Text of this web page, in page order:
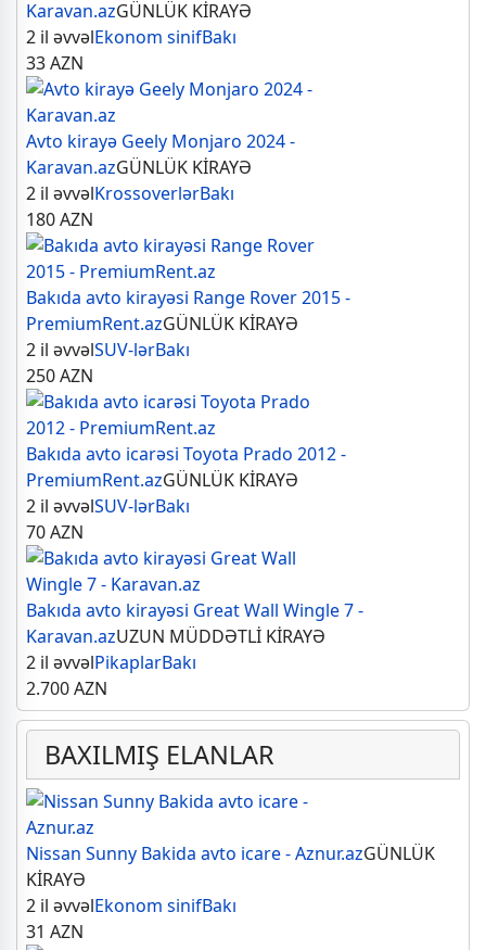
Karavan.azGÜNLÜK KİRAYƏ
2 il əvvəlEkonom sinifBakı
33AZN
Avto kirayə Geely Monjaro 2024 -
Karavan.azGÜNLÜK KİRAYƏ
2 il əvvəlKrossoverlərBakı
180AZN
Bakıda avto kirayəsi Range Rover 2015 -
PremiumRent.azGÜNLÜK KİRAYƏ
2 il əvvəlSUV-lərBakı
250AZN
Bakıda avto icarəsi Toyota Prado 2012 -
PremiumRent.azGÜNLÜK KİRAYƏ
2 il əvvəlSUV-lərBakı
70AZN
Bakıda avto kirayəsi Great Wall Wingle 7 -
Karavan.azUZUN MÜDDƏTLİ KİRAYƏ
2 il əvvəlPikaplarBakı
2.700AZN
BAXILMIŞ ELANLAR
Nissan Sunny Bakida avto icare - Aznur.azGÜNLÜK
KİRAYƏ
2 il əvvəlEkonom sinifBakı
31 AZN